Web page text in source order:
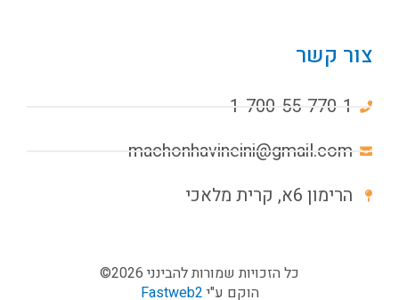
צור קשר
1-700-55-770-1
machonhavineini@gmail.com
הרימון 6א, קרית מלאכי
כל הזכויות שמורות להבינני 2026©
הוקם ע"י Fastweb2